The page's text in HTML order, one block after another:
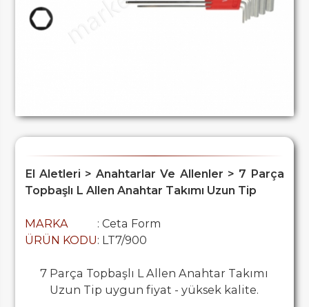
El Aletleri > Anahtarlar Ve Allenler > 7 Parça
Topbaşlı L Allen Anahtar Takımı Uzun Tip
MARKA
: Ceta Form
ÜRÜN KODU: LT7/900
7 Parça Topbaşlı L Allen Anahtar Takımı
Uzun Tip uygun fiyat - yüksek kalite.